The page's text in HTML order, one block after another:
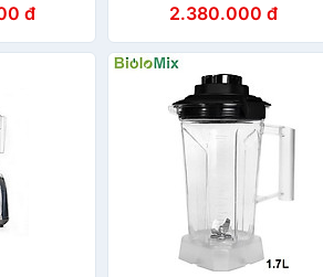
đ 2.380.000 đ